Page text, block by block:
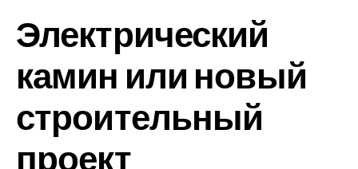
Электрический
камин или новый
строительный
проект